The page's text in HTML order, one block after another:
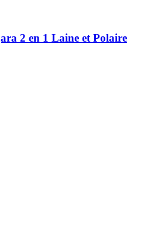
2 en 1 Laine et Polaire